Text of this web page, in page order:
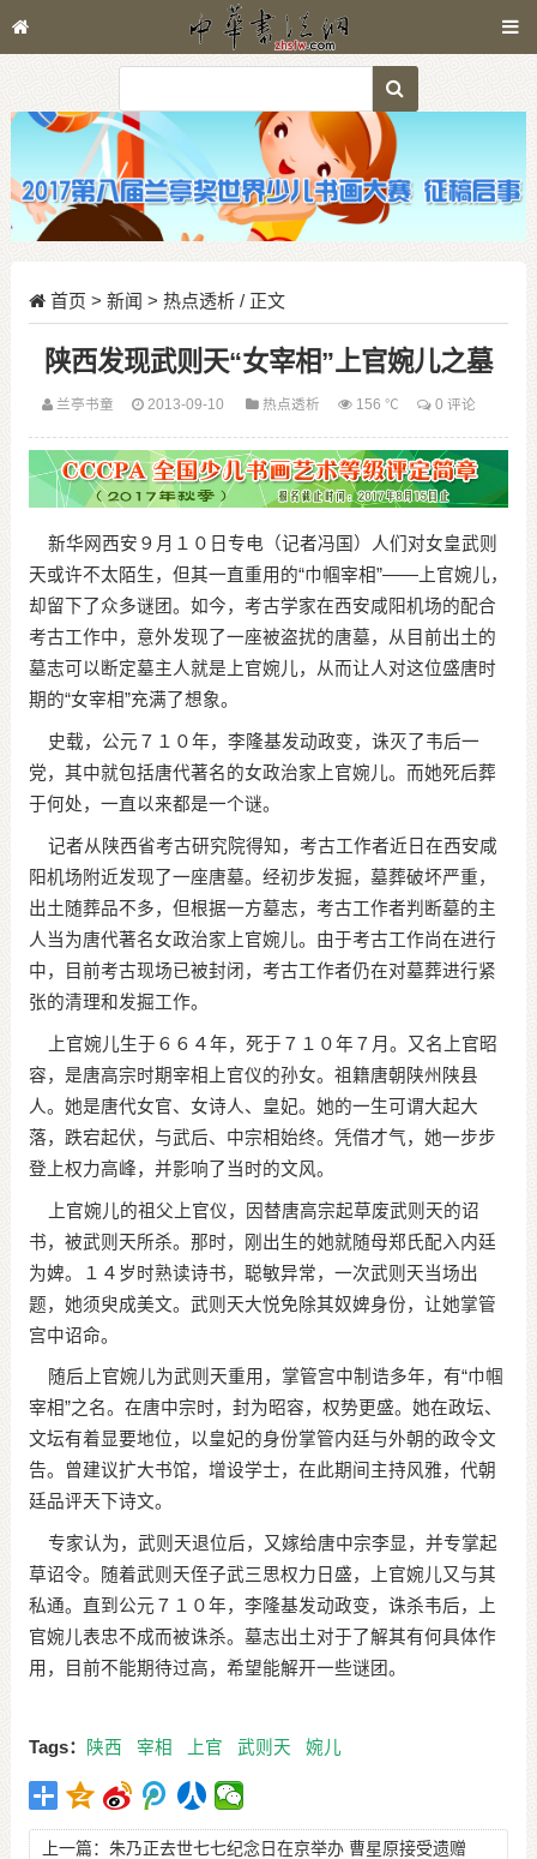
首页 > 新闻 > 热点透析/ 正文
陕西发现武则天“女宰相”上官婉儿之墓
兰亭书童 2013-09-10 热点透析 156 ℃ 0 评论
新华网西安９月１０日专电（记者冯国）人们对女皇武则
天或许不太陌生，但其一直重用的“巾帼宰相”——上官婉儿，
却留下了众多谜团。如今，考古学家在西安咸阳机场的配合
考古工作中，意外发现了一座被盗扰的唐墓，从目前出土的
墓志可以断定墓主人就是上官婉儿，从而让人对这位盛唐时
期的“女宰相”充满了想象。
史载，公元７１０年，李隆基发动政变，诛灭了韦后一
党，其中就包括唐代著名的女政治家上官婉儿。而她死后葬
于何处，一直以来都是一个谜。
记者从陕西省考古研究院得知，考古工作者近日在西安咸
阳机场附近发现了一座唐墓。经初步发掘，墓葬破坏严重，
出土随葬品不多，但根据一方墓志，考古工作者判断墓的主
人当为唐代著名女政治家上官婉儿。由于考古工作尚在进行
中，目前考古现场已被封闭，考古工作者仍在对墓葬进行紧
张的清理和发掘工作。
上官婉儿生于６６４年，死于７１０年７月。又名上官昭
容，是唐高宗时期宰相上官仪的孙女。祖籍唐朝陕州陕县
人。她是唐代女官、女诗人、皇妃。她的一生可谓大起大
落，跌宕起伏，与武后、中宗相始终。凭借才气，她一步步
登上权力高峰，并影响了当时的文风。
上官婉儿的祖父上官仪，因替唐高宗起草废武则天的诏
书，被武则天所杀。那时，刚出生的她就随母郑氏配入内廷
为婢。１４岁时熟读诗书，聪敏异常，一次武则天当场出
题，她须臾成美文。武则天大悦免除其奴婢身份，让她掌管
宫中诏命。
随后上官婉儿为武则天重用，掌管宫中制诰多年，有“巾帼
宰相”之名。在唐中宗时，封为昭容，权势更盛。她在政坛、
文坛有着显要地位，以皇妃的身份掌管内廷与外朝的政令文
告。曾建议扩大书馆，增设学士，在此期间主持风雅，代朝
廷品评天下诗文。
专家认为，武则天退位后，又嫁给唐中宗李显，并专掌起
草诏令。随着武则天侄子武三思权力日盛，上官婉儿又与其
私通。直到公元７１０年，李隆基发动政变，诛杀韦后，上
官婉儿表忠不成而被诛杀。墓志出土对于了解其有何具体作
用，目前不能期待过高，希望能解开一些谜团。
Tags： 陕西 宰相 上官 武则天 婉儿
上一篇： 朱乃正去世七七纪念日在京举办 曹星原接受遗赠